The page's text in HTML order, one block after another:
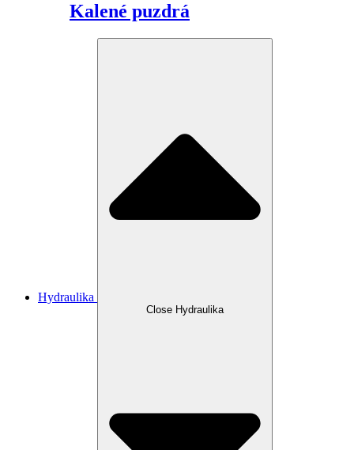
Kalené puzdrá
Hydraulika
Close Hydraulika